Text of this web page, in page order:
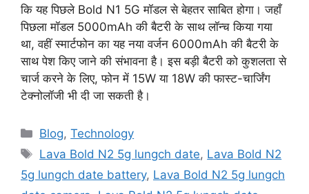
कि यह पिछले Bold N1 5G मॉडल से बेहतर साबित होगा। जहाँ
पिछला मॉडल 5000mAh की बैटरी के साथ लॉन्च किया गया
था, वहीं स्मार्टफोन का यह नया वर्जन 6000mAh की बैटरी के
साथ पेश किए जाने की संभावना है। इस बड़ी बैटरी को कुशलता से
चार्ज करने के लिए, फोन में 15W या 18W की फास्ट-चार्जिंग
टेक्नोलॉजी भी दी जा सकती है।
Categories
Blog,Technology
Tags
Lava Bold N2 5g lungch date, Lava Bold N2
5g lungch date battery, Lava Bold N2 5g lungch